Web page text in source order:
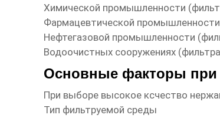
Химической промышленности
Фармацевтической
Нефтегазовой промышленности
Водоочистных сооружениях
Основные факторы при
При выборе высокое ксчество
Тип фильтруемой среды